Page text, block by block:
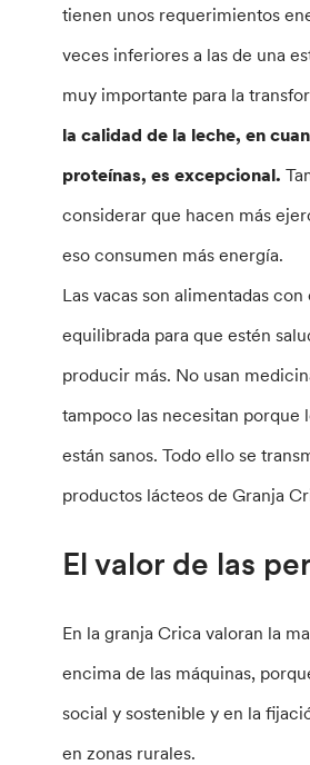
tienen unos requerimientos
veces inferiores a las de una
muy importante para la
la calidad de la leche, en
proteínas, es excepcional.
considerar que hacen más
eso consumen más energía.
Las vacas son alimentadas con
equilibrada para que estén
producir más. No usan
tampoco las necesitan porque
están sanos. Todo ello se
productos lácteos de Granja
El valor de las
En la granja Crica valoran la
encima de las máquinas,
social y sostenible y en la
en zonas rurales.